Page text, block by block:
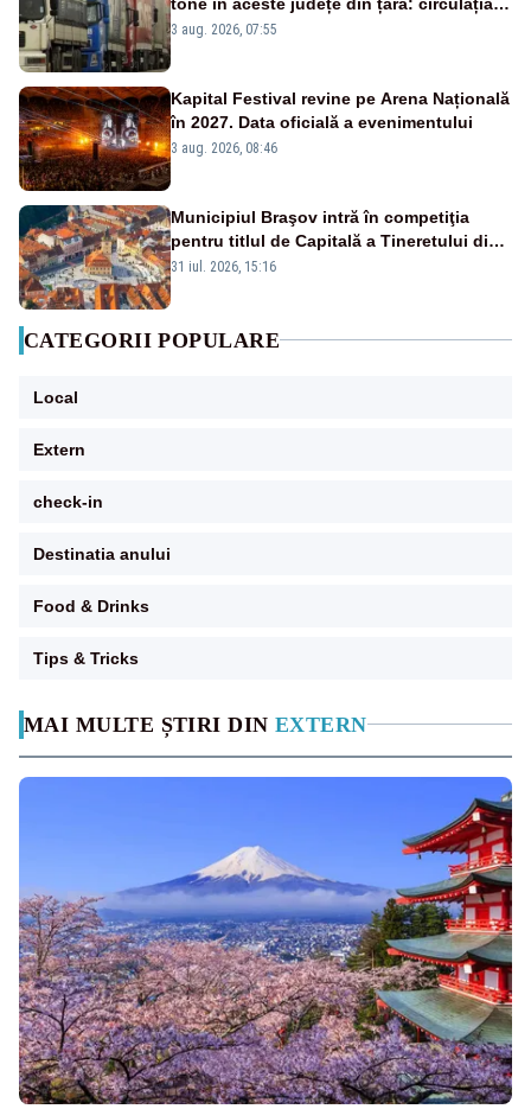
MAI MULTE ȘTIRI DIN EXTERN
este interzisă luni, între orele 12:00 și
3 aug. 2026, 07:55
Kapital Festival revine pe Arena Națională
în 2027. Data oficială a evenimentului
3 aug. 2026, 08:46
Municipiul Braşov intră în competiţia
pentru titlul de Capitală a Tineretului din
România 2028
31 iul. 2026, 15:16
CATEGORII POPULARE
Local
Extern
check-in
Destinatia anului
Food & Drinks
Tips & Tricks